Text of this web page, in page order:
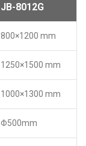
JB-8012G
800×1200 mm
1250×1500 mm
1000×1300 mm
Φ500mm